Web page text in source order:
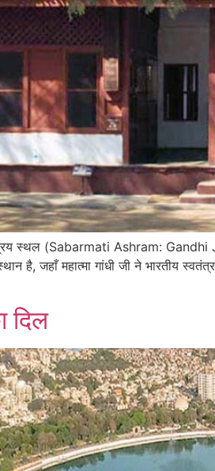
स्थल (Sabarmati Ashram:
है, जहाँ महात्मा गांधी जी ने भारतीय
दिल